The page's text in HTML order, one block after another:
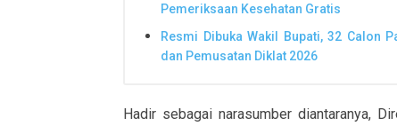
Pemeriksaan Kesehatan Gratis
Resmi Dibuka Wakil Bupati, 32 Calon
dan Pemusatan Diklat 2026
Hadir sebagai narasumber diantaranya,